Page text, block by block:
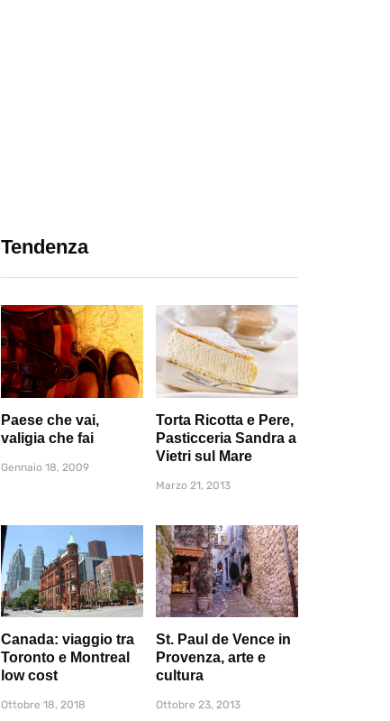
Tendenza
Paese che vai,
valigia che fai
Gennaio 18, 2009
Torta Ricotta e Pere,
Pasticceria Sandra a
Vietri sul Mare
Marzo 21, 2013
Canada: viaggio tra
Toronto e Montreal
low cost
Ottobre 18, 2018
St. Paul de Vence in
Provenza, arte e
cultura
Ottobre 23, 2013